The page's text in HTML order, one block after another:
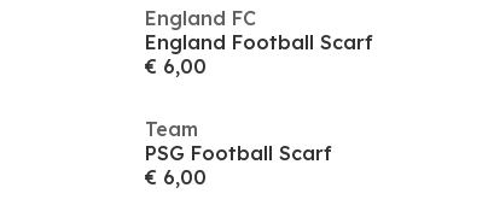
England FC
England Football Scarf
€ 6,00
Team
PSG Football Scarf
€ 6,00